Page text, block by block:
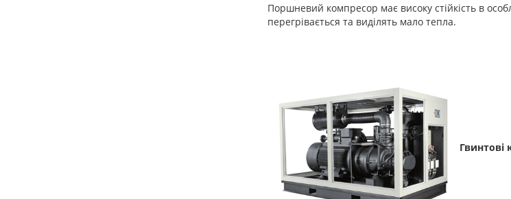
Поршневий компресор має високу стійкість в
перегрівається та виділять мало тепла.
Гвинтові